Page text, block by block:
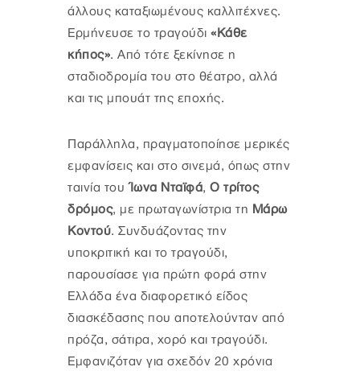
άλλους καταξιωμένους καλλιτέχνες.
Ερμήνευσε το τραγούδι «Κάθε
κήπος». Από τότε ξεκίνησε η
σταδιοδρομία του στο θέατρο, αλλά
και τις μπουάτ της εποχής.
Παράλληλα, πραγματοποίησε μερικές
εμφανίσεις και στο σινεμά, όπως στην
ταινία του Ίωνα Νταϊφά, Ο τρίτος
δρόμος, με πρωταγωνίστρια τη Μάρω
Κοντού. Συνδυάζοντας την
υποκριτική και το τραγούδι,
παρουσίασε για πρώτη φορά στην
Ελλάδα ένα διαφορετικό είδος
διασκέδασης που αποτελούνταν από
πρόζα, σάτιρα, χορό και τραγούδι.
Εμφανιζόταν για σχεδόν 20 χρόνια